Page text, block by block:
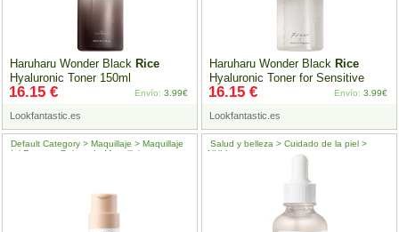
Haruharu Wonder Black Rice
Hyaluronic Toner 150ml
Lookfantastic.es
16.15 € Envío: 3.99€
Haruharu Wonder Black Rice
Hyaluronic Toner for Sensitive
Skin 150ml
Lookfantastic.es
16.15 € Envío: 3.99€
Default Category > Maquillaje > Maquillaje
del Rostro > Polvos de Maquillaje
Salud y belleza > Cuidado de la piel >
NULL